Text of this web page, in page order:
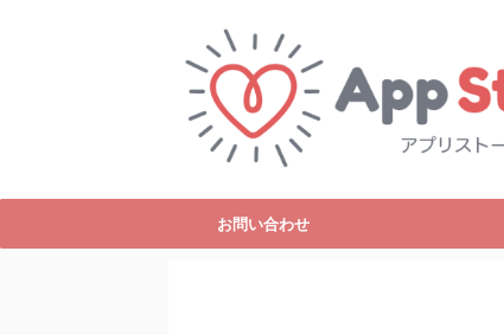
お問い合わせ